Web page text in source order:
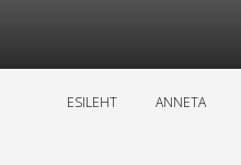
ESILEHT ANNETA